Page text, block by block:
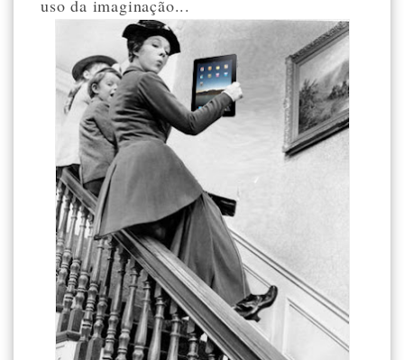
uso da imaginação...